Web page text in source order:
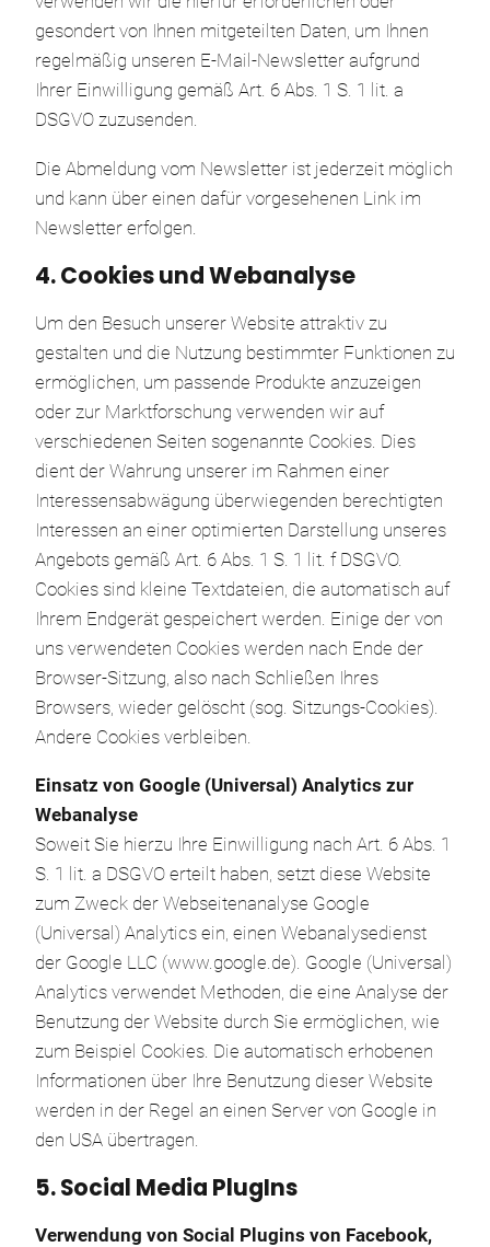
gesondert von Ihnen mitgeteilten Daten, um Ihnen
regelmäßig unseren E-Mail-Newsletter aufgrund
Ihrer Einwilligung gemäß Art. 6 Abs. 1 S. 1 lit. a
DSGVO zuzusenden.
Die Abmeldung vom Newsletter ist jederzeit möglich
und kann über einen dafür vorgesehenen Link im
Newsletter erfolgen.
4. Cookies und Webanalyse
Um den Besuch unserer Website attraktiv zu
gestalten und die Nutzung bestimmter Funktionen zu
ermöglichen, um passende Produkte anzuzeigen
oder zur Marktforschung verwenden wir auf
verschiedenen Seiten sogenannte Cookies. Dies
dient der Wahrung unserer im Rahmen einer
Interessensabwägung überwiegenden berechtigten
Interessen an einer optimierten Darstellung unseres
Angebots gemäß Art. 6 Abs. 1 S. 1 lit. f DSGVO.
Cookies sind kleine Textdateien, die automatisch auf
Ihrem Endgerät gespeichert werden. Einige der von
uns verwendeten Cookies werden nach Ende der
Browser-Sitzung, also nach Schließen Ihres
Browsers, wieder gelöscht (sog. Sitzungs-Cookies).
Andere Cookies verbleiben.
Einsatz von Google (Universal) Analytics zur
Webanalyse
Soweit Sie hierzu Ihre Einwilligung nach Art. 6 Abs. 1
S. 1 lit. a DSGVO erteilt haben, setzt diese Website
zum Zweck der Webseitenanalyse Google
(Universal) Analytics ein, einen Webanalysedienst
der Google LLC (www.google.de). Google (Universal)
Analytics verwendet Methoden, die eine Analyse der
Benutzung der Website durch Sie ermöglichen, wie
zum Beispiel Cookies. Die automatisch erhobenen
Informationen über Ihre Benutzung dieser Website
werden in der Regel an einen Server von Google in
den USA übertragen.
5. Social Media PlugIns
Verwendung von Social Plugins von Facebook,